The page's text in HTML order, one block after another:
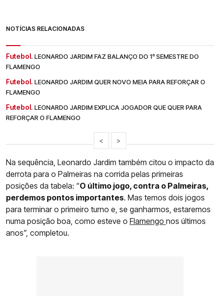
NOTÍCIAS RELACIONADAS
Futebol. LEONARDO JARDIM FAZ BALANÇO DO 1º SEMESTRE DO
FLAMENGO
Futebol. LEONARDO JARDIM QUER NOVO MEIA PARA REFORÇAR O
FLAMENGO
Futebol. LEONARDO JARDIM EXPLICA JOGADOR QUE QUER PARA
REFORÇAR O FLAMENGO
< >
Na sequência, Leonardo Jardim também citou o impacto da
derrota para o Palmeiras na corrida pelas primeiras
posições da tabela: “O último jogo, contra o Palmeiras,
perdemos pontos importantes. Mas temos dois jogos
para terminar o primeiro turno e, se ganharmos, estaremos
numa posição boa, como esteve o Flamengo nos últimos
anos”, completou.